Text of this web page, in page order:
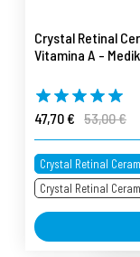
Crystal Retinal
Vitamina A -
47,70 € 53,00 €
Crystal Retinal
Crystal Retinal